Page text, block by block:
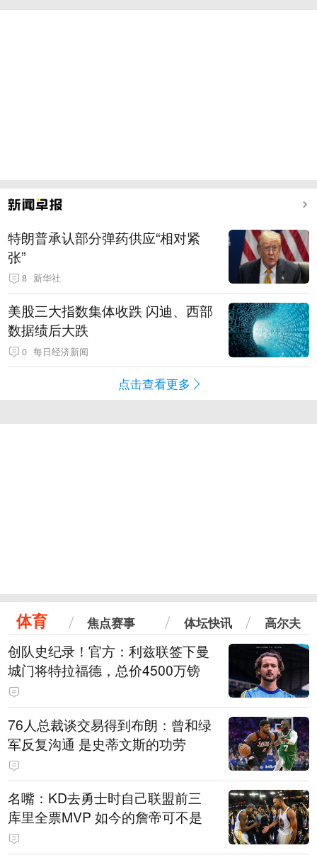
特朗普承认部分弹药供应“相对紧
张”
8 新华社
美股三大指数集体收跌 闪迪、西部
数据绩后大跌
0 每日经济新闻
点击查看更多
体育 焦点赛事 体坛快讯 高尔夫
创队史纪录！官方：利兹联签下曼
城门将特拉福德，总价4500万镑
76人总裁谈交易得到布朗：曾和绿
军反复沟通 是史蒂文斯的功劳
名嘴：KD去勇士时自己联盟前三
库里全票MVP 如今的詹帝可不是